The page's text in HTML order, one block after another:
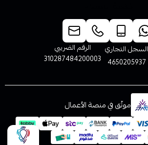
السجل التجاري
4650205937
الرقم الضريبي
310287484200003
موثّق في منصة الأعمال